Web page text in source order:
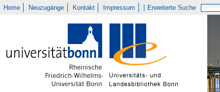
Home Neuzugänge Kontakt Impressum Erweiterte Suche